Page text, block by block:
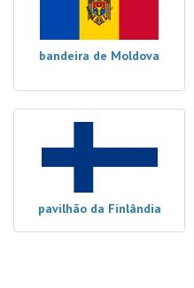
bandeira de Moldova
pavilhão da Finlândia